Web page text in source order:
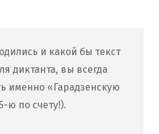
и какой бы текст
диктанта, вы всегда
именно «Гарадзенскую
ю по счету!).